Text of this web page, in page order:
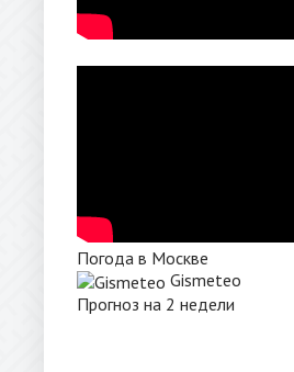
Погода в Москве
Gismeteo
Прогноз на 2 недели